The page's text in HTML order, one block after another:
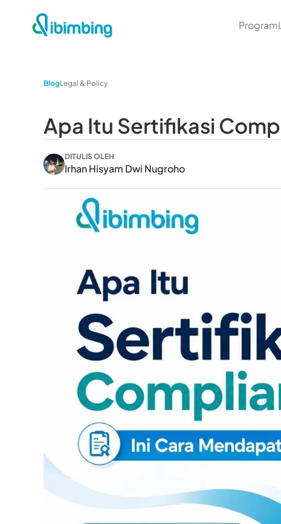
Program
BlogLegal & Policy
Apa Itu Sertifikasi
DITULIS OLEH
Irhan Hisyam Dwi Nugroho